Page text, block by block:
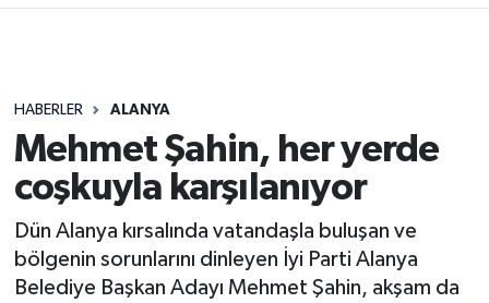
HABERLER ALANYA
Mehmet Şahin, her yerde
coşkuyla karşılanıyor
Dün Alanya kırsalında vatandaşla buluşan ve
bölgenin sorunlarını dinleyen İyi Parti Alanya
Belediye Başkan Adayı Mehmet Şahin, akşam da
Siyaset
Spor
Turizm
Ekonomi
Süper Lig Puan Durumu ve Fikstür
Tüm Manşetler
Son Dakika Haberleri
Haber Arşivi